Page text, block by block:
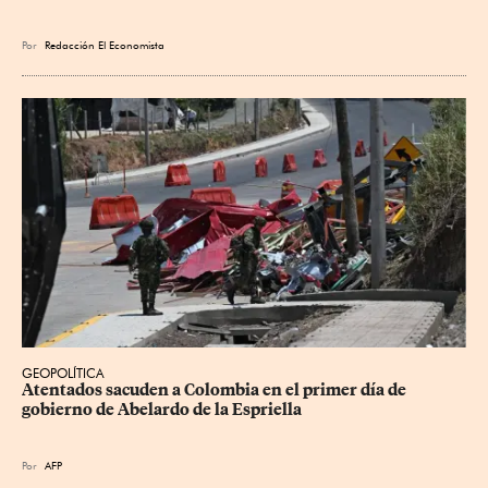
Por Redacción El Economista
GEOPOLÍTICA
Atentados sacuden a Colombia en el primer día de
gobierno de Abelardo de la Espriella
Por AFP